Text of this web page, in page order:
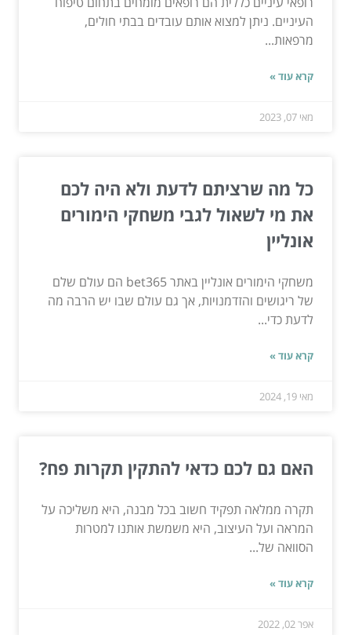
העיניים. ניתן למצוא אותם עובדים בבתי חולים,
מרפאות...
קרא עוד »
מאי 07, 2023
כל מה שרציתם לדעת ולא היה לכם
את מי לשאול לגבי משחקי הימורים
אונליין
משחקי הימורים אונליין באתר bet365 הם עולם שלם
של ריגושים והזדמנויות, אך גם עולם שבו יש הרבה מה
לדעת כדי...
קרא עוד »
מאי 19, 2024
האם גם לכם כדאי להתקין תקרות פח?
תקרה ממלאה תפקיד חשוב בכל מבנה, היא משליכה על
המראה ועל העיצוב, היא משמשת אותנו למטרות
הסוואה של...
קרא עוד »
אפר 02, 2022